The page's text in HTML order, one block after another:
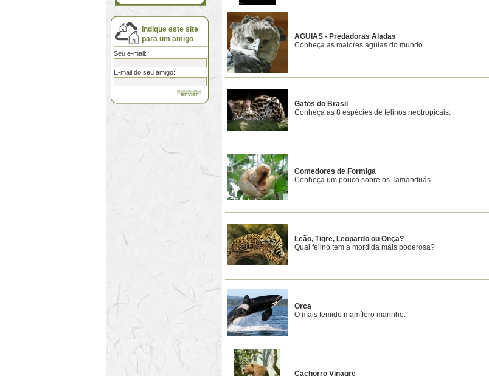
Indique este site
para um amigo
Seu e-mail:
E-mail do seu amigo:
AGUIAS - Predadoras Aladas
Conheça as maiores aguias do mundo.
Gatos do Brasil
Conheça as 8 espécies de felinos neotropicais.
Comedores de Formiga
Conheça um pouco sobre os Tamanduás
Leão, Tigre, Leopardo ou Onça?
Qual felino tem a mordida mais poderosa?
Orca
O mais temido mamífero marinho.
Cachorro Vinagre